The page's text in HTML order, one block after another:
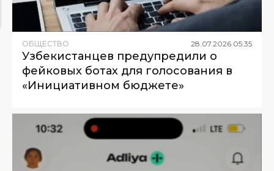
ОБЩЕСТВО 28.07.2026 05:35
Узбекистанцев предупредили о
фейковых ботах для голосования в
«Инициативном бюджете»